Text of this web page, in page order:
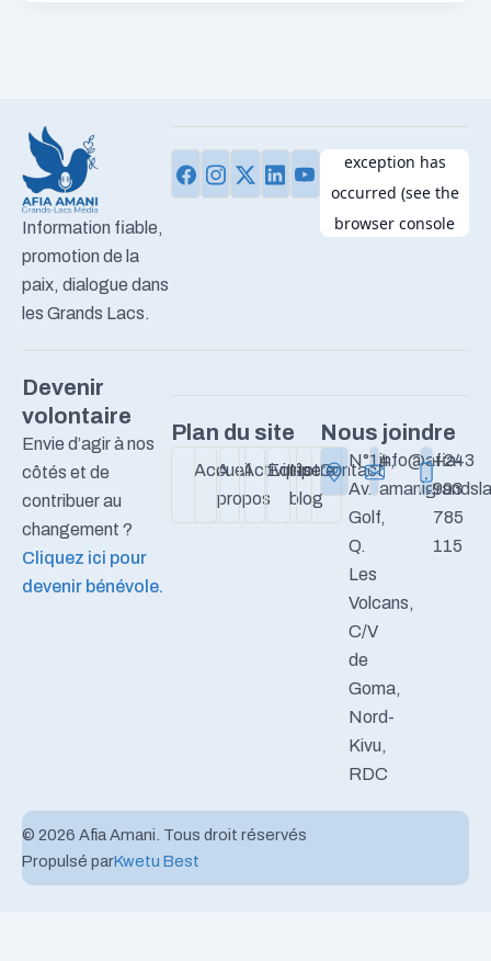
Information fiable,
promotion de la
paix, dialogue dans
les Grands Lacs.
Devenir
volontaire
Envie d’agir à nos
côtés et de
contribuer au
changement ?
Cliquez ici pour
devenir bénévole.
Plan du site
Accueil
A
propos
Activités
Equipe
Notre
blog
Contact
Nous joindre
N°14,
Av.
Golf,
Q.
Les
Volcans,
C/V
de
Goma,
Nord-
Kivu,
RDC
info@afia-
+243
993
785
115
© 2026 Afia Amani. Tous droit réservés
Propulsé parKwetu Best